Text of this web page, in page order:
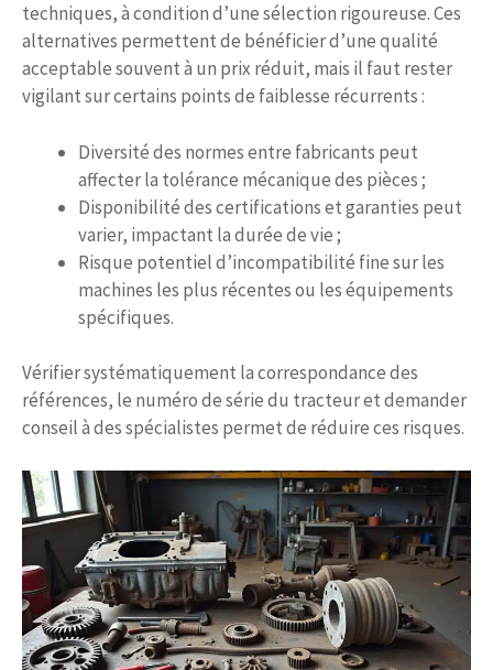
techniques, à condition d’une sélection rigoureuse. Ces
alternatives permettent de bénéficier d’une qualité
acceptable souvent à un prix réduit, mais il faut rester
vigilant sur certains points de faiblesse récurrents :
Diversité des normes entre fabricants peut
affecter la tolérance mécanique des pièces ;
Disponibilité des certifications et garanties peut
varier, impactant la durée de vie ;
Risque potentiel d’incompatibilité fine sur les
machines les plus récentes ou les équipements
spécifiques.
Vérifier systématiquement la correspondance des
références, le numéro de série du tracteur et demander
conseil à des spécialistes permet de réduire ces risques.